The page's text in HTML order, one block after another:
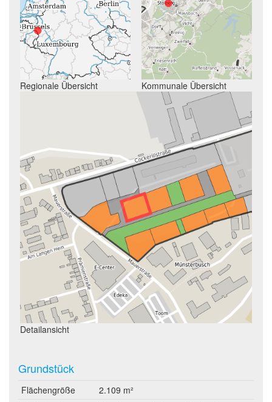
Regionale Übersicht Kommunale Übersicht
Detailansicht
Grundstück
Flächengröße
2.109 m²